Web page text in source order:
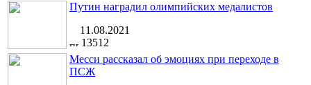
Путин наградил олимпийских медалистов
11.08.2021
13512
Месси рассказал об эмоциях при переходе в
ПСЖ